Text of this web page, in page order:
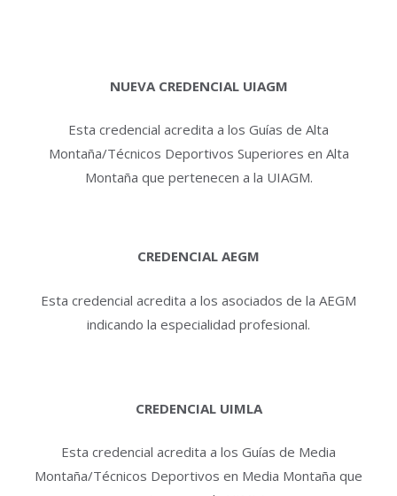
NUEVA CREDENCIAL UIAGM
Esta credencial acredita a los Guías de Alta
Montaña/Técnicos Deportivos Superiores en Alta
Montaña que pertenecen a la UIAGM.
CREDENCIAL AEGM
Esta credencial acredita a los asociados de la AEGM
indicando la especialidad profesional.
CREDENCIAL UIMLA
Esta credencial acredita a los Guías de Media
Montaña/Técnicos Deportivos en Media Montaña que